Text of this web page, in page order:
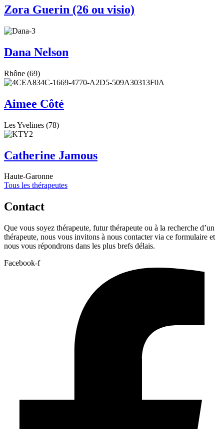
Zora Guerin (26 ou visio)
Dana Nelson
Rhône (69)
Aimee Côté
Les Yvelines (78)
Catherine Jamous
Haute-Garonne
Tous les thérapeutes
Contact
Que vous soyez thérapeute, futur thérapeute ou à la recherche d’un
thérapeute, nous vous invitons à nous contacter via ce formulaire et
nous vous répondrons dans les plus brefs délais.
Facebook-f